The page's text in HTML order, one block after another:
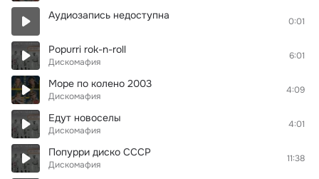
Аудиозапись недоступна 0:01
Popurri rok-n-roll
Дискомафия
6:01
Море по колено 2003
Дискомафия
4:09
Едут новоселы
Дискомафия
4:01
Попурри диско СССР
Дискомафия
11:38